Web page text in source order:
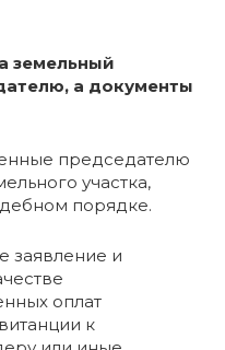
земельный
а документы
председателю
участка,
порядке.
заявление и
оплат
к